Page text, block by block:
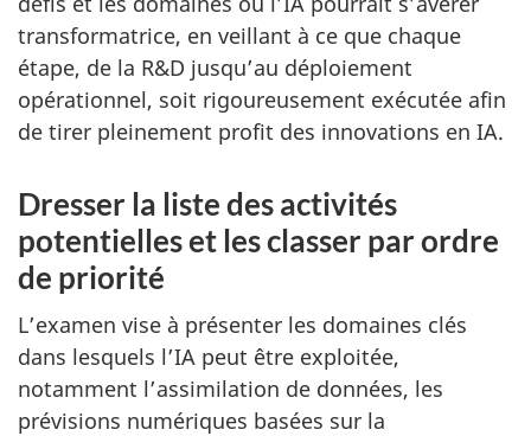
transformatrice, en veillant à ce que chaque
étape, de la R&D jusqu’au déploiement
opérationnel, soit rigoureusement exécutée afin
de tirer pleinement profit des innovations en IA.
Dresser la liste des activités
potentielles et les classer par ordre
de priorité
L’examen vise à présenter les domaines clés
dans lesquels l’IA peut être exploitée,
notamment l’assimilation de données, les
prévisions numériques basées sur la